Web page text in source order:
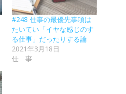
#248 仕事の最優先事項は
たいてい「イヤな感じのす
る仕事」だったりする論
2021年3月18日
仕 事